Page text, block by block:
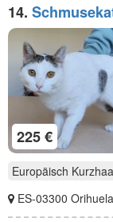
14.
einem
225 €
Europäisch
ES-03300 Orihuela